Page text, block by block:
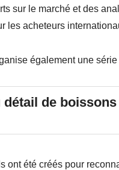
sur le marché et des
les acheteurs
également une série
de
ont été créés pour